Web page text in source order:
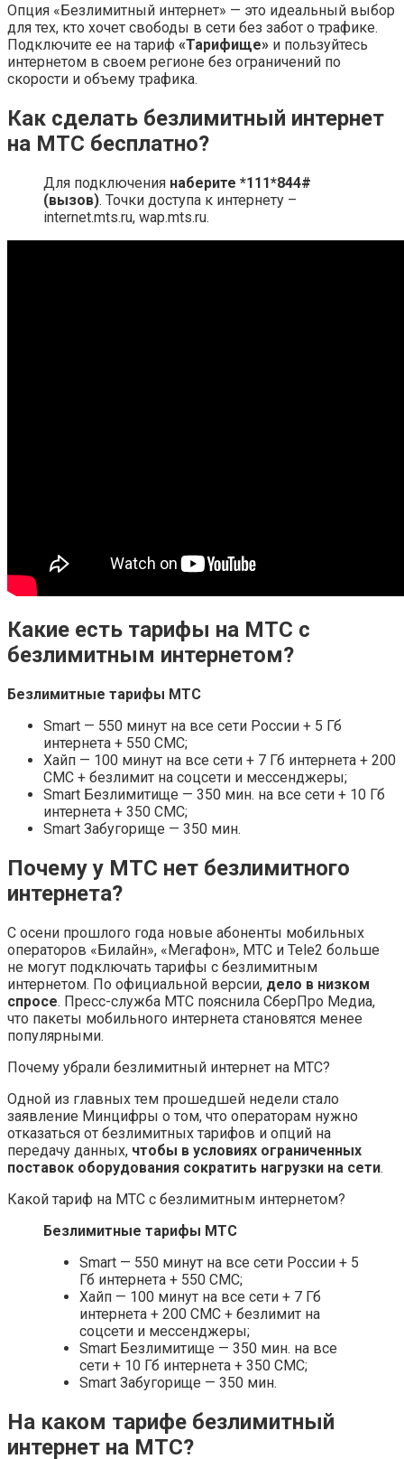
Опция «Безлимитный интернет» — это идеальный выбор
для тех, кто хочет свободы в сети без забот о трафике.
Подключите ее на тариф «Тарифище» и пользуйтесь
интернетом в своем регионе без ограничений по
скорости и объему трафика.
Как сделать безлимитный интернет
на МТС бесплатно?
Для подключения наберите *111*844#
(вызов). Точки доступа к интернету –
internet.mts.ru, wap.mts.ru.
Какие есть тарифы на МТС с
безлимитным интернетом?
Безлимитные тарифы МТС
Smart — 550 минут на все сети России + 5 Гб
интернета + 550 СМС;
Хайп — 100 минут на все сети + 7 Гб интернета + 200
СМС + безлимит на соцсети и мессенджеры;
Smart Безлимитище — 350 мин. на все сети + 10 Гб
интернета + 350 СМС;
Smart Забугорище — 350 мин.
Почему у МТС нет безлимитного
интернета?
С осени прошлого года новые абоненты мобильных
операторов «Билайн», «Мегафон», МТС и Tele2 больше
не могут подключать тарифы с безлимитным
интернетом. По официальной версии, дело в низком
спросе. Пресс-служба МТС пояснила СберПро Медиа,
что пакеты мобильного интернета становятся менее
популярными.
Почему убрали безлимитный интернет на МТС?
Одной из главных тем прошедшей недели стало
заявление Минцифры о том, что операторам нужно
отказаться от безлимитных тарифов и опций на
передачу данных, чтобы в условиях ограниченных
поставок оборудования сократить нагрузки на сети.
Какой тариф на МТС с безлимитным интернетом?
Безлимитные тарифы МТС
Smart — 550 минут на все сети России + 5
Гб интернета + 550 СМС;
Хайп — 100 минут на все сети + 7 Гб
интернета + 200 СМС + безлимит на
соцсети и мессенджеры;
Smart Безлимитище — 350 мин. на все
сети + 10 Гб интернета + 350 СМС;
Smart Забугорище — 350 мин.
На каком тарифе безлимитный
интернет на МТС?